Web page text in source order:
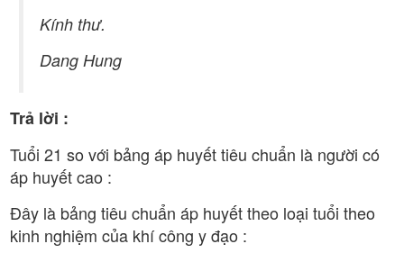
Kính thư.
Dang Hung
Trả lời :
Tuổi 21 so với bảng áp huyết tiêu chuẩn là người có
áp huyết cao :
Đây là bảng tiêu chuẩn áp huyết theo loại tuổi theo
kinh nghiệm của khí công y đạo :